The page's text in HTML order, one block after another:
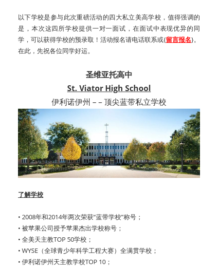
以下学校是参与此次重磅活动的四大私立美高学校，值得强调的
是，本次这四所学校提供一对一面试，在面试中表现优异的同
学，可以获得学校的预录取！活动报名请电话联系或{留言报名}。
在此，先祝各位同学好运。
圣维亚托高中
St. Viator High School
伊利诺伊州 – – 顶尖蓝带私立学校
了解学校
• 2008年和2014年两次荣获“蓝带学校”称号；
• 被苹果公司授予苹果杰出学校称号；
• 全美天主教TOP 50学校；
• WYSE（全球青少年科学工程大赛）全满贯学校；
• 伊利诺伊州天主教学校TOP 10；